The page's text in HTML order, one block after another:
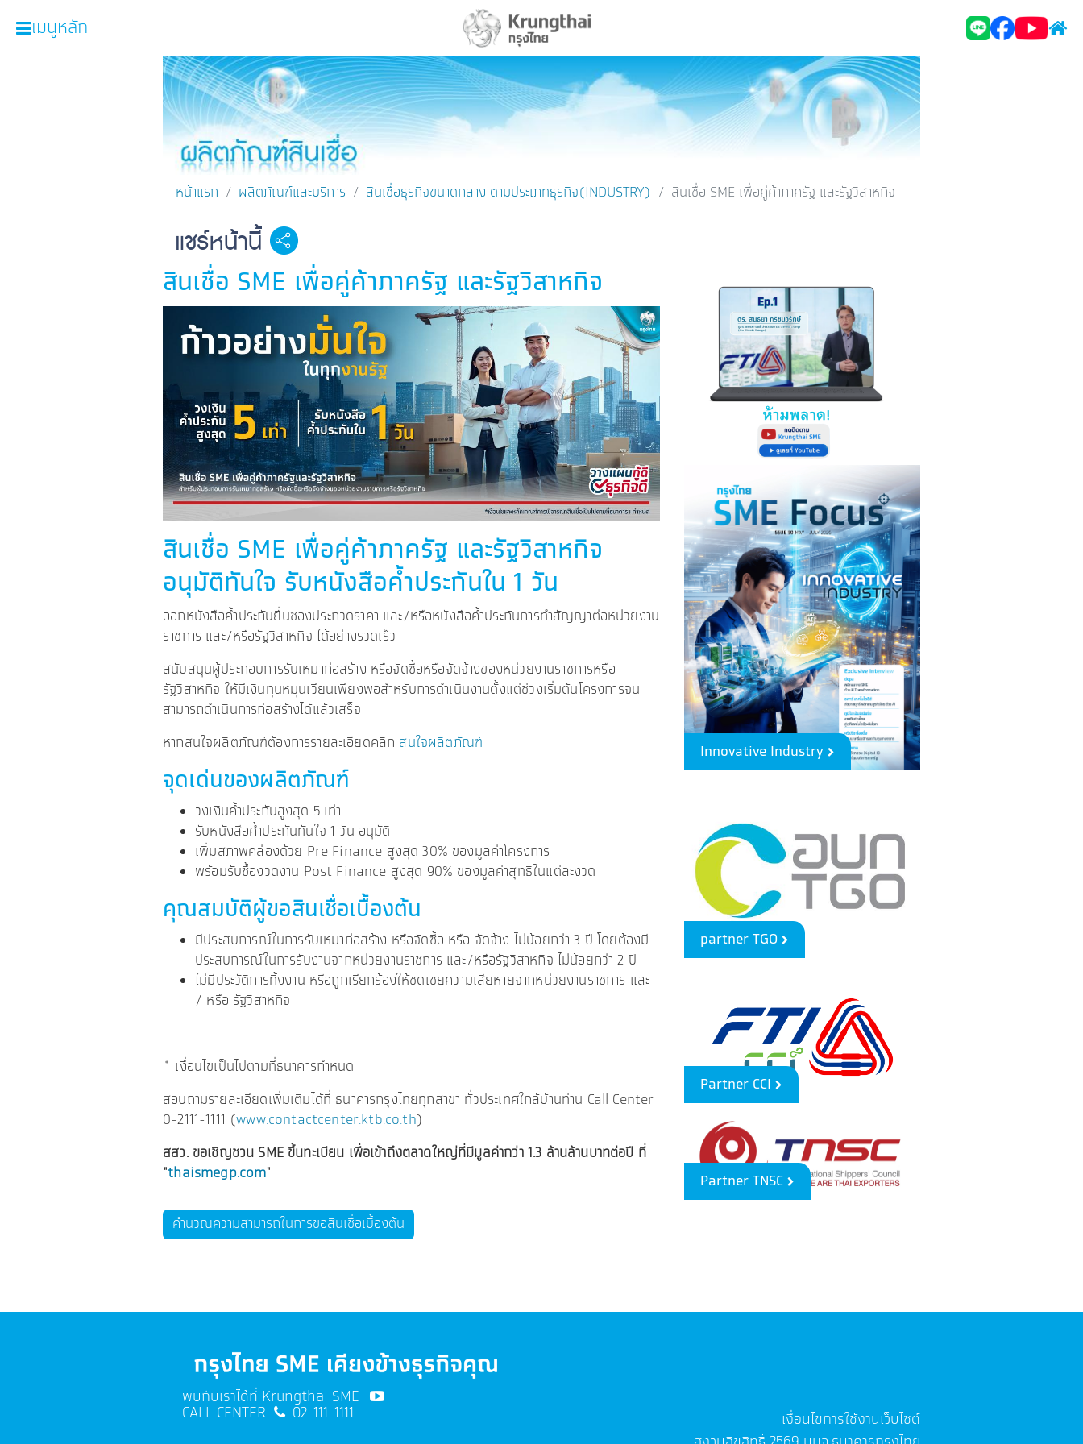
Krungthai SME​
เมนูหลัก
หน้าแรก ผลิตภัณฑ์และบริการ สินเชื่อธุรกิจขนาดกลาง ตามประเภทธุรกิจ(INDUSTRY) สินเชื่อ SME เพื่อคู่ค้าภาครัฐ และรัฐวิสาหกิจ
แชร์หน้านี้ Facebook
สินเชื่อ SME เพื่อคู่ค้าภาครัฐ และรัฐวิสาหกิจ
สินเชื่อ SME เพื่อคู่ค้าภาครัฐ และรัฐวิสาหกิจ
อนุมัติทันใจ รับหนังสือค้ำประกันใน 1 วัน
ออกหนังสือค้ำประกันยื่นซองประกวดราคา และ/หรือหนังสือค้ำประกันการทำสัญญาต่อหน่วยงาน
ราชการ และ/หรือรัฐวิสาหกิจ ได้อย่างรวดเร็ว
สนับสนุนผู้ประกอบการรับเหมาก่อสร้าง หรือจัดซื้อหรือจัดจ้างของหน่วยงานราชการหรือ
รัฐวิสาหกิจ ให้มีเงินทุนหมุนเวียนเพียงพอสำหรับการดำเนินงานตั้งแต่ช่วงเริ่มต้นโครงการจน
สามารถดำเนินการก่อสร้างได้แล้วเสร็จ
หากสนใจผลิตภัณฑ์ต้องการรายละเอียดคลิก สนใจผลิตภัณฑ์
จุดเด่นของผลิตภัณฑ์
วงเงินค้ำประกันสูงสุด 5 เท่า
รับหนังสือค้ำประกันทันใจ 1 วัน อนุมัติ
เพิ่มสภาพคล่องด้วย Pre Finance สูงสุด 30% ของมูลค่าโครงการ
พร้อมรับซื้องวดงาน Post Finance สูงสุด 90% ของมูลค่าสุทธิในแต่ละงวด
คุณสมบัติผู้ขอสินเชื่อเบื้องต้น
มีประสบการณ์ในการรับเหมาก่อสร้าง หรือจัดซื้อ หรือ จัดจ้าง ไม่น้อยกว่า 3 ปี โดยต้องมี
ประสบการณ์ในการรับงานจากหน่วยงานราชการ และ/หรือรัฐวิสาหกิจ ไม่น้อยกว่า 2 ปี
ไม่มีประวัติการทิ้งงาน หรือถูกเรียกร้องให้ชดเชยความเสียหายจากหน่วยงานราชการ และ
/ หรือ รัฐวิสาหกิจ
* เงื่อนไขเป็นไปตามที่ธนาคารกำหนด
สอบถามรายละเอียดเพิ่มเติมได้ที่ ธนาคารกรุงไทยทุกสาขา ทั่วประเทศใกล้บ้านท่าน Call Center
0-2111-1111 (www.contactcenter.ktb.co.th)
สสว. ขอเชิญชวน SME ขึ้นทะเบียน เพื่อเข้าถึงตลาดใหญ่ที่มีมูลค่ากว่า 1.3 ล้านล้านบาทต่อปี ที่
"thaismegp.com"
คำนวณความสามารถในการขอสินเชื่อเบื้องต้น
Innovative Industry
partner TGO
Partner CCI
Partner TNSC
พบกับเราได้ที่ Krungthai SME
CALL CENTER 02-111-1111
เงื่อนไขการใช้งานเว็บไซต์